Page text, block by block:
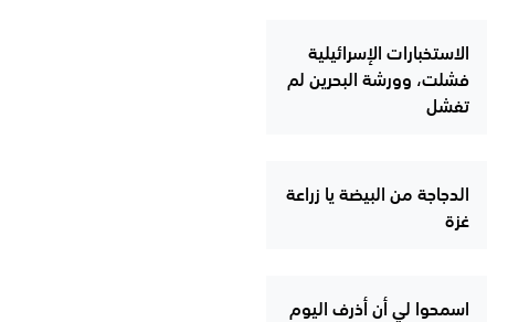
الاستخبارات الإسرائيلية
فشلت، وورشة البحرين لم
تفشل
الدجاجة من البيضة يا زراعة
غزة
اسمحوا لي أن أذرف اليوم